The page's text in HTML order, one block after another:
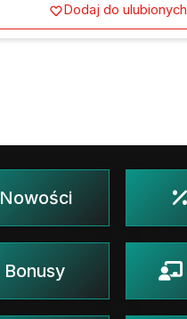
Dodaj do ulubionych
Nowości
Bonusy